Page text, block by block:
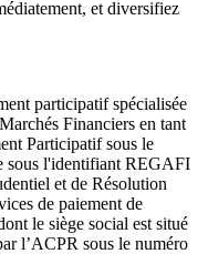
et diversifiez
participatif spécialisée
Financiers en tant
Participatif sous le
sous l'identifiant REGAFI
et de Résolution
de paiement de
le siège social est situé
l’ACPR sous le numéro